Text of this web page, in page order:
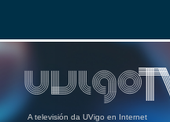
A televisión da UVigo en Internet